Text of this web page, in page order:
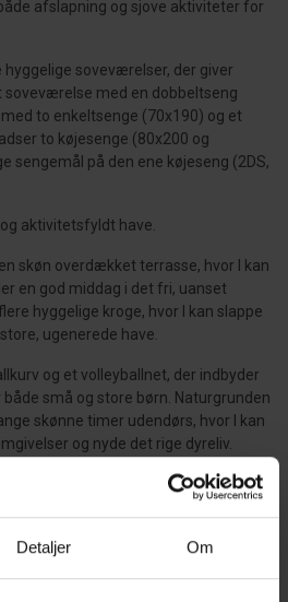
Detaljer Om
afslapning og sjove aktiviteter for
soveværelser, der giver
soveværelse med en dobbeltseng
to enkeltsenge (70x190) og et
to køjesenge (80x200 og
sengemål på den ene køjeseng (2DS,
aktivitetsfyldt have.
skøn overdækket terrasse, hvor I kan
en god middag i det fri, uanset
hyggelige kroge, hvor I kan slappe
ugenerede have.
og et volleyballnet, der indbyder
små og store børn. Naturgrunden
skønne timer udendørs, hvor I kan
og nyde det rige dyreliv.
Strand.
at bade, solbade eller gå lange ture